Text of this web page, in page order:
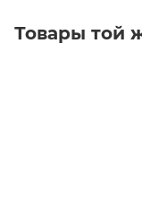
Товары той